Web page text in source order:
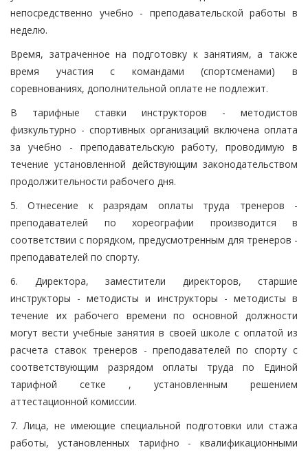
непосредственно учебно - преподавательской работы в
неделю.
Время, затраченное на подготовку к занятиям, а также
время участия с командами (спортсменами) в
соревнованиях, дополнительной оплате не подлежит.
В тарифные ставки инструкторов - методистов
физкультурно - спортивных организаций включена оплата
за учебно - преподавательскую работу, проводимую в
течение установленной действующим законодательством
продолжительности рабочего дня.
5. Отнесение к разрядам оплаты труда тренеров -
преподавателей по хореографии производится в
соответствии с порядком, предусмотренным для тренеров -
преподавателей по спорту.
6. Директора, заместители директоров, старшие
инструкторы - методисты и инструкторы - методисты в
течение их рабочего времени по основной должности
могут вести учебные занятия в своей школе с оплатой из
расчета ставок тренеров - преподавателей по спорту с
соответствующим разрядом оплаты труда по Единой
тарифной сетке , установленным решением
аттестационной комиссии.
7. Лица, не имеющие специальной подготовки или стажа
работы, установленных тарифно - квалификационными